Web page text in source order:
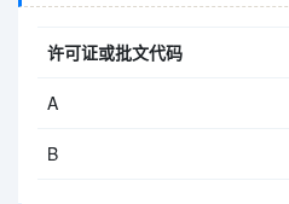
许可证或批文代码
A
B